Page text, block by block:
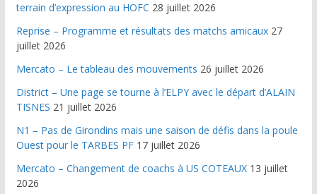
terrain d’expression au HOFC 28 juillet 2026
Reprise – Programme et résultats des matchs amicaux 27
juillet 2026
Mercato – Le tableau des mouvements 26 juillet 2026
District – Une page se tourne à l’ELPY avec le départ d’ALAIN
TISNES 21 juillet 2026
N1 – Pas de Girondins mais une saison de défis dans la poule
Ouest pour le TARBES PF 17 juillet 2026
Mercato – Changement de coachs à US COTEAUX 13 juillet
2026